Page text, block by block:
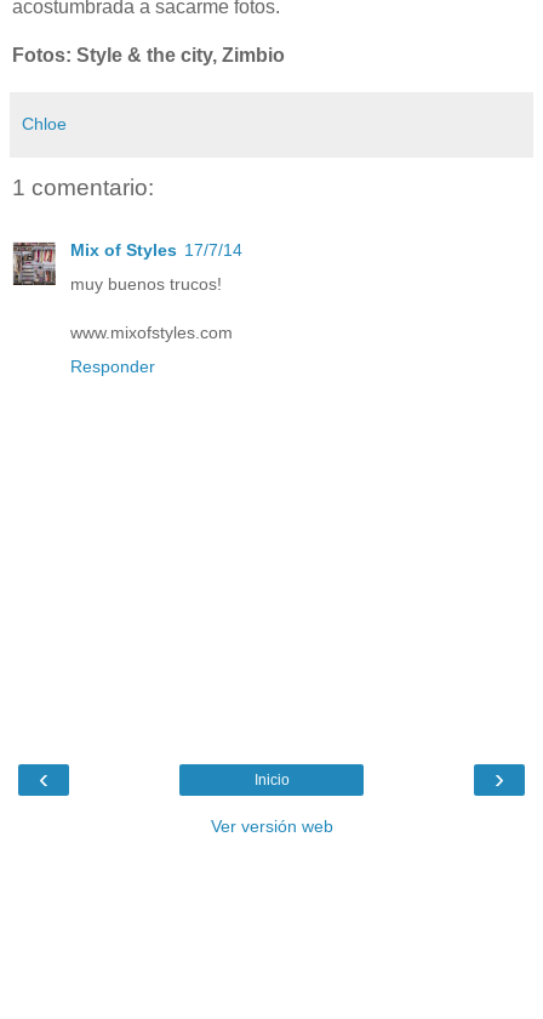
acostumbrada a sacarme fotos.
Fotos: Style & the city, Zimbio
Chloe
1 comentario:
Mix of Styles 17/7/14
muy buenos trucos!
www.mixofstyles.com
Responder
‹ ›
Inicio
Ver versión web